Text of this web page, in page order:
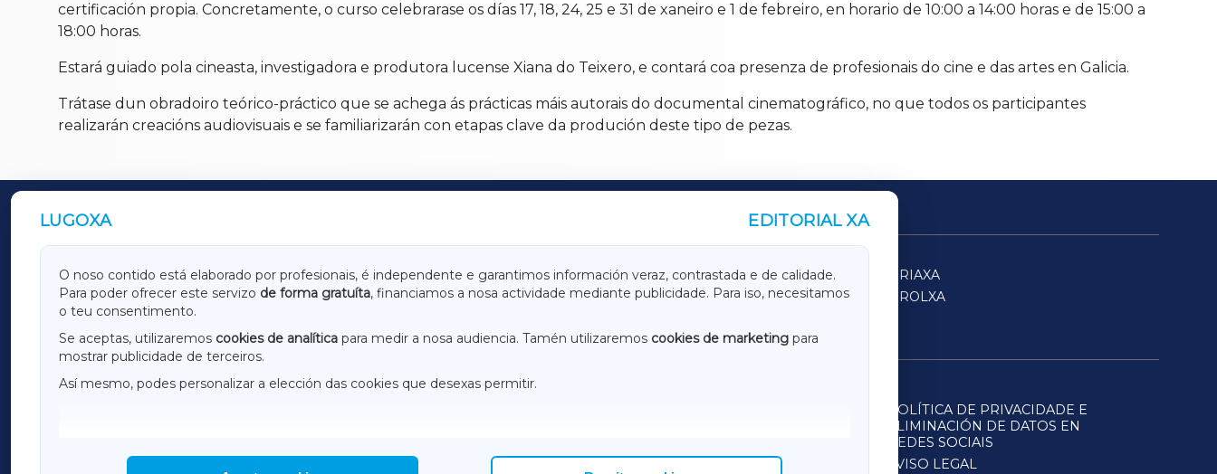
certificación propia. Concretamente, o curso celebrarase os días 17, 18, 24, 25 e 31 de xaneiro e 1 de febreiro, en horario de 10:00 a 14:00 horas e de 15:00 a
18:00 horas.
Estará guiado pola cineasta, investigadora e produtora lucense Xiana do Teixero, e contará coa presenza de profesionais do cine e das artes en Galicia.
Trátase dun obradoiro teórico-práctico que se achega ás prácticas máis autorais do documental cinematográfico, no que todos os participantes
realizarán creacións audiovisuais e se familiarizarán con etapas clave da produción deste tipo de pezas.
LUGOXA EDITORIAL XA
O noso contido está elaborado por profesionais, é independente e garantimos información veraz, contrastada e de calidade.
Para poder ofrecer este servizo de forma gratuíta, financiamos a nosa actividade mediante publicidade. Para iso, necesitamos
o teu consentimento.
Se aceptas, utilizaremos cookies de analítica para medir a nosa audiencia. Tamén utilizaremos cookies de marketing para
mostrar publicidade de terceiros.
Así mesmo, podes personalizar a elección das cookies que desexas permitir.
OUTROS PERIÓDICOS
GALICIAXA LUGOXA TERRACHAXA
SARRIAXA
AMARIÑAXA
RIBEIRASACRAXA ACORUÑAXA
FERROLXA
OURENSEXA
HEMEROTECA
POLÍTICA DE PRIVACIDADE E
ELIMINACIÓN DE DATOS EN
REDES SOCIAIS
AVISO LEGAL